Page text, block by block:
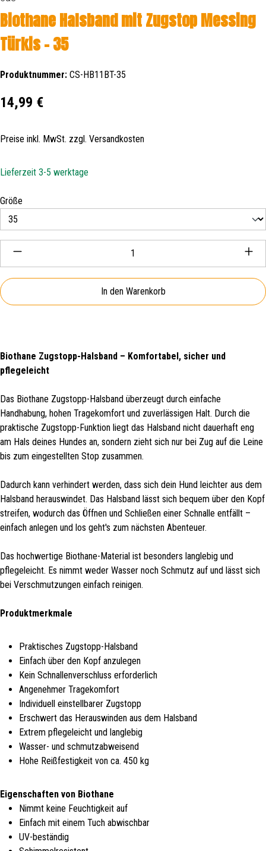
Biothane Halsband mit Zugstop Messing
Türkis - 35
Produktnummer: CS-HB11BT-35
Regulärer Preis:
14,99 €
Preise inkl. MwSt. zzgl. Versandkosten
Lieferzeit 3-5 werktage
Größe
Produkt Anzahl: Gib den gewünschten Wert ein oder
In den Warenkorb
Biothane Zugstopp-Halsband – Komfortabel, sicher und
pflegeleicht
Das Biothane Zugstopp-Halsband überzeugt durch einfache
Handhabung, hohen Tragekomfort und zuverlässigen Halt. Durch die
praktische Zugstopp-Funktion liegt das Halsband nicht dauerhaft eng
am Hals deines Hundes an, sondern zieht sich nur bei Zug auf die Leine
bis zum eingestellten Stop zusammen.
Dadurch kann verhindert werden, dass sich dein Hund leichter aus dem
Halsband herauswindet. Das Halsband lässt sich bequem über den Kopf
streifen, wodurch das Öffnen und Schließen einer Schnalle entfällt –
einfach anlegen und los geht's zum nächsten Abenteuer.
Das hochwertige Biothane-Material ist besonders langlebig und
pflegeleicht. Es nimmt weder Wasser noch Schmutz auf und lässt sich
bei Verschmutzungen einfach reinigen.
Produktmerkmale
Praktisches Zugstopp-Halsband
Einfach über den Kopf anzulegen
Kein Schnallenverschluss erforderlich
Angenehmer Tragekomfort
Individuell einstellbarer Zugstopp
Erschwert das Herauswinden aus dem Halsband
Extrem pflegeleicht und langlebig
Wasser- und schmutzabweisend
Hohe Reißfestigkeit von ca. 450 kg
Eigenschaften von Biothane
Nimmt keine Feuchtigkeit auf
Einfach mit einem Tuch abwischbar
UV-beständig